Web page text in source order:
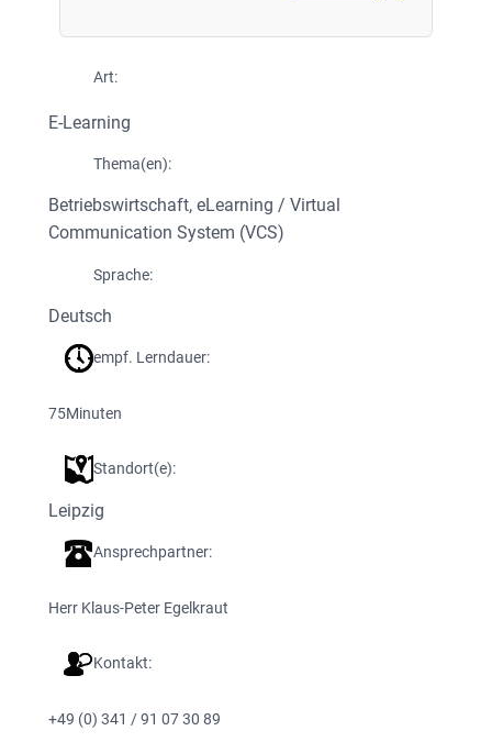
Art:
E-Learning
Thema(en):
Betriebswirtschaft, eLearning / Virtual
Communication System (VCS)
Sprache:
Deutsch
empf. Lerndauer:
75Minuten
Standort(e):
Leipzig
Ansprechpartner:
Herr Klaus-Peter Egelkraut
Kontakt:
+49 (0) 341 / 91 07 30 89